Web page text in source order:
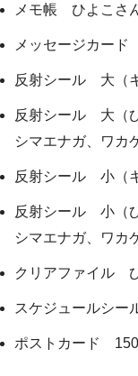
メモ帳 ひよこさ
メッセージカー
反射シール 大（
反射シール 大（
シマエナガ、ワ
反射シール 小（
反射シール 小（
シマエナガ、ワ
クリアファイル
スケジュールシ
ポストカード